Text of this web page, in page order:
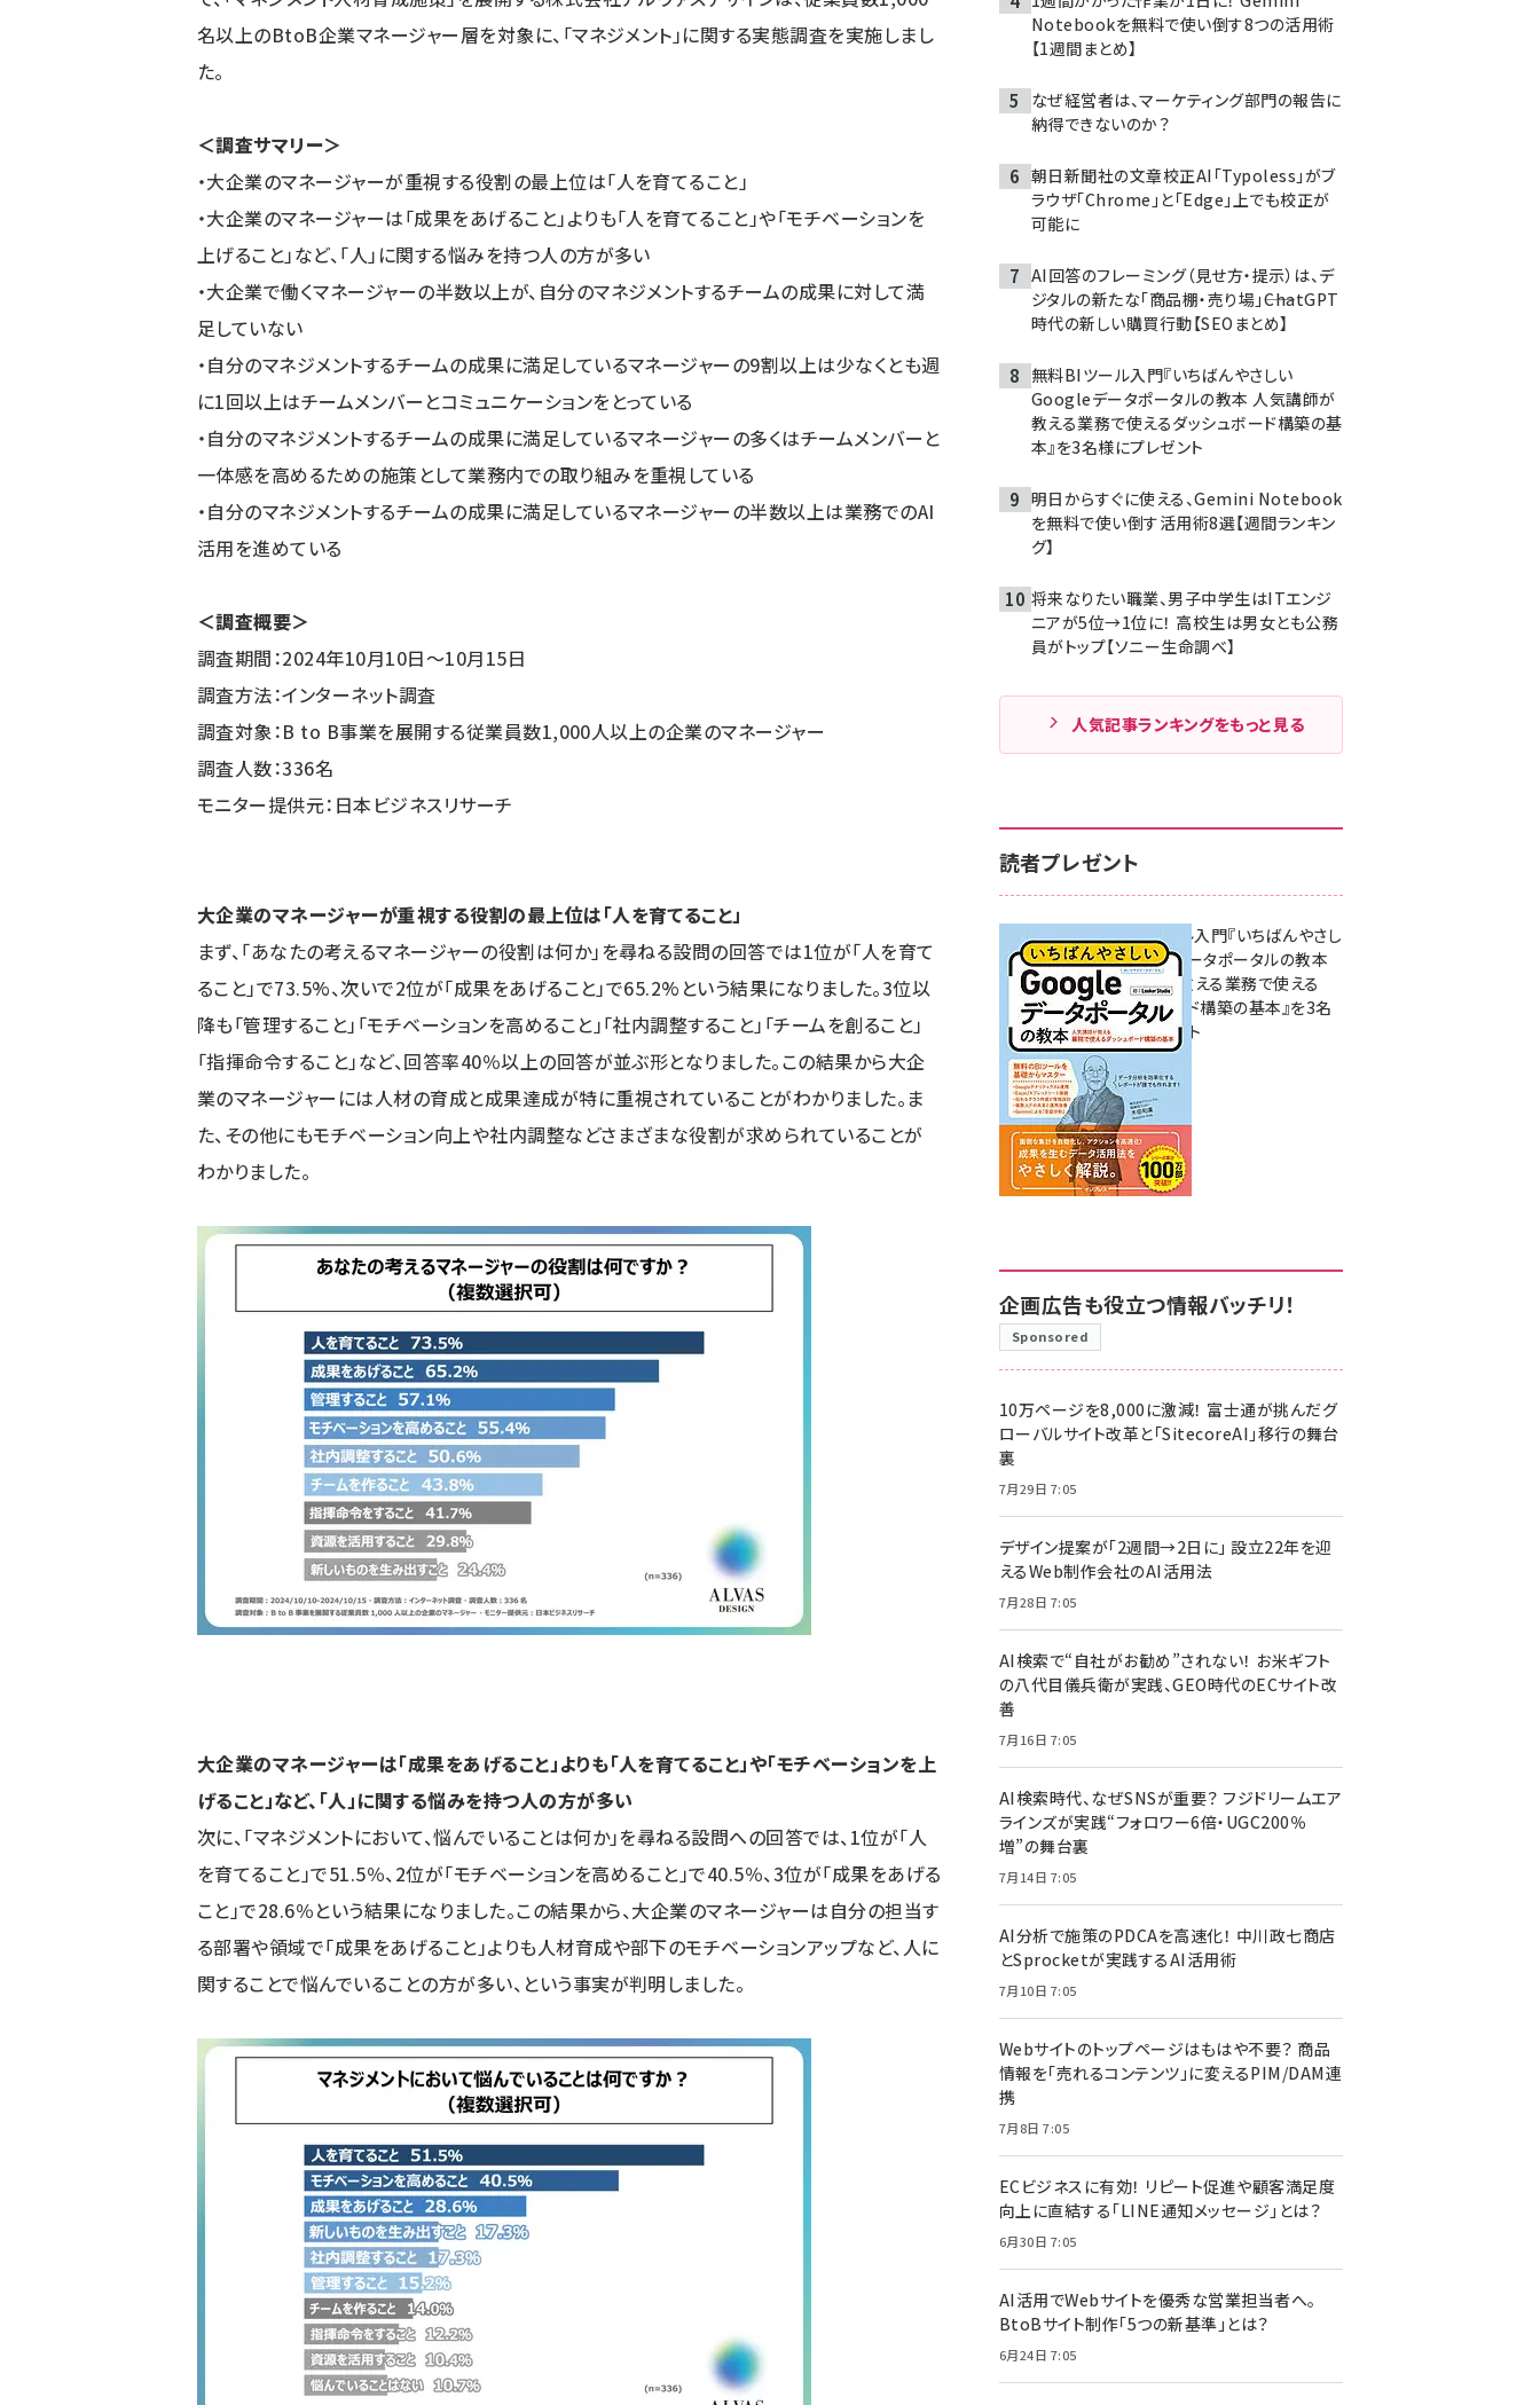
名以上のBtoB企業マネージャー層を対象に、「マネジメント」に関する実態調査を実施しまし
た。
＜調査サマリー＞
・大企業のマネージャーが重視する役割の最上位は「人を育てること」
・大企業のマネージャーは「成果をあげること」よりも「人を育てること」や「モチベーションを
上げること」など、「人」に関する悩みを持つ人の方が多い
・大企業で働くマネージャーの半数以上が、自分のマネジメントするチームの成果に対して満
足していない
・自分のマネジメントするチームの成果に満足しているマネージャーの9割以上は少なくとも週
に1回以上はチームメンバーとコミュニケーションをとっている
・自分のマネジメントするチームの成果に満足しているマネージャーの多くはチームメンバーと
一体感を高めるための施策として業務内での取り組みを重視している
・自分のマネジメントするチームの成果に満足しているマネージャーの半数以上は業務でのAI
活用を進めている
＜調査概要＞
調査期間：2024年10月10日～10月15日
調査方法：インターネット調査
調査対象：B to B事業を展開する従業員数1,000人以上の企業のマネージャー
調査人数：336名
モニター提供元：日本ビジネスリサーチ
大企業のマネージャーが重視する役割の最上位は「人を育てること」
まず、「あなたの考えるマネージャーの役割は何か」を尋ねる設問の回答では1位が「人を育て
ること」で73.5%、次いで2位が「成果をあげること」で65.2%という結果になりました。3位以
降も「管理すること」「モチベーションを高めること」「社内調整すること」「チームを創ること」
「指揮命令すること」など、回答率40％以上の回答が並ぶ形となりました。この結果から大企
業のマネージャーには人材の育成と成果達成が特に重視されていることがわかりました。ま
た、その他にもモチベーション向上や社内調整などさまざまな役割が求められていることが
わかりました。
大企業のマネージャーは「成果をあげること」よりも「人を育てること」や「モチベーションを上
げること」など、「人」に関する悩みを持つ人の方が多い
次に、「マネジメントにおいて、悩んでいることは何か」を尋ねる設問への回答では、1位が「人
を育てること」で51.5％、2位が「モチベーションを高めること」で40.5％、3位が「成果をあげる
こと」で28.6％という結果になりました。この結果から、大企業のマネージャーは自分の担当す
る部署や領域で「成果をあげること」よりも人材育成や部下のモチベーションアップなど、人に
関することで悩んでいることの方が多い、という事実が判明しました。
Notebookを無料で使い倒す8つの活用術
【1週間まとめ】
なぜ経営者は、マーケティング部門の報告に
納得できないのか？
朝日新聞社の文章校正AI「Typoless」がブ
ラウザ「Chrome」と「Edge」上でも校正が
可能に
AI回答のフレーミング（見せ方・提示）は、デ
ジタルの新たな「商品棚・売り場」――ChatGPT
時代の新しい購買行動【SEOまとめ】
無料BIツール入門『いちばんやさしい
Googleデータポータルの教本 人気講師が
教える業務で使えるダッシュボード構築の基
本』を3名様にプレゼント
明日からすぐに使える、Gemini Notebook
を無料で使い倒す活用術8選【週間ランキン
グ】
将来なりたい職業、男子中学生はITエンジ
ニアが5位→1位に！ 高校生は男女とも公務
員がトップ【ソニー生命調べ】
人気記事ランキングをもっと見る
読者プレゼント
無料BIツール入門『いちばんやさし
いGoogleデータポータルの教本
人気講師が教える業務で使える
ダッシュボード構築の基本』を3名
様にプレゼント
7月31日 10:00
企画広告も役立つ情報バッチリ！
Sponsored
10万ページを8,000に激減！ 富士通が挑んだグ
ローバルサイト改革と「SitecoreAI」移行の舞台
裏
7月29日 7:05
デザイン提案が「2週間→2日に」 設立22年を迎
えるWeb制作会社のAI活用法
7月28日 7:05
AI検索で“自社がお勧め”されない！ お米ギフト
の八代目儀兵衛が実践、GEO時代のECサイト改
善
7月16日 7:05
AI検索時代、なぜSNSが重要？ フジドリームエア
ラインズが実践“フォロワー6倍・UGC200％
増”の舞台裏
7月14日 7:05
AI分析で施策のPDCAを高速化！ 中川政七商店
とSprocketが実践するAI活用術
7月10日 7:05
Webサイトのトップページはもはや不要？ 商品
情報を「売れるコンテンツ」に変えるPIM/DAM連
携
7月8日 7:05
ECビジネスに有効！ リピート促進や顧客満足度
向上に直結する「LINE通知メッセージ」とは？
6月30日 7:05
AI活用でWebサイトを優秀な営業担当者へ。
BtoBサイト制作「5つの新基準」とは？
6月24日 7:05